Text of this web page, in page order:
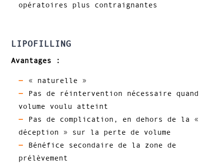
opératoires plus contraignantes
LIPOFILLING
Avantages :
« naturelle »
Pas de réintervention nécessaire quand
volume voulu atteint
Pas de complication, en dehors de la «
déception » sur la perte de volume
Bénéfice secondaire de la zone de
prélèvement